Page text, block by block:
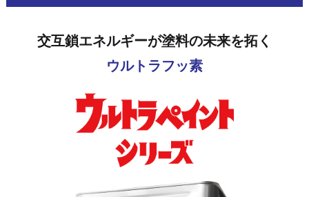
交互鎖エネルギーが塗料の未来を拓く
ウルトラフッ素